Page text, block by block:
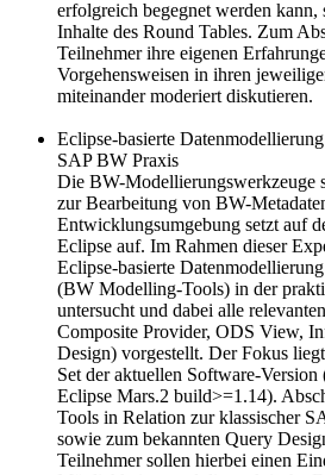
erfolgreich begegnet werden kann,
Inhalte des Round Tables. Zum
Teilnehmer ihre eigenen
Vorgehensweisen in ihren
miteinander moderiert diskutieren.
Eclipse-basierte
SAP BW Praxis
Die BW-Modellierungswerkzeuge
zur Bearbeitung von BW-
Entwicklungsumgebung setzt auf
Eclipse auf. Im Rahmen dieser
Eclipse-basierte
(BW Modelling-Tools) in der
untersucht und dabei alle
Composite Provider, ODS View,
Design) vorgestellt. Der Fokus
Set der aktuellen Software-
Eclipse Mars.2 build>=1.14).
Tools in Relation zur klassischer
sowie zum bekannten Query
Teilnehmer sollen hierbei einen